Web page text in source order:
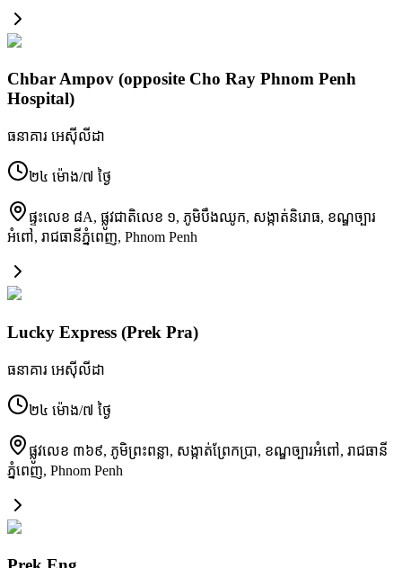
Chbar Ampov (opposite Cho Ray Phnom Penh
Hospital)
ធនាគារ អេស៊ីលីដា
២៤ ម៉ោង/៧ ថ្ងៃ
ផ្ទះលេខ ៨A, ផ្លូវជាតិលេខ ១, ភូមិបឹងឈូក, សង្កាត់និរោធ, ខណ្ឌច្បារ
អំពៅ, រាជធានីភ្នំពេញ, Phnom Penh
Lucky Express (Prek Pra)
ធនាគារ អេស៊ីលីដា
២៤ ម៉ោង/៧ ថ្ងៃ
ផ្លូវលេខ ៣៦៩, ភូមិព្រះពន្លា, សង្កាត់ព្រែកប្រា, ខណ្ឌច្បារអំពៅ, រាជធានី
ភ្នំពេញ, Phnom Penh